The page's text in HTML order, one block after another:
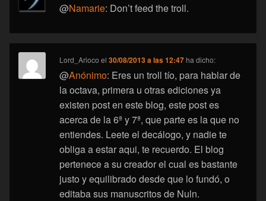
@Namarie: Don’t feed the troll.
Lord_Arioco el30/08/2013 a las 12:47 ha dicho:
@Anónimo: Eres un troll tío, para hablar de
la octava, primera u otras ediciones ya
existen post en este blog, este post es
acerca de la 6ª y 7ª, que parte es la que no
entiendes. Leete el decálogo, y nadie te
obliga a estar aqui, te recuerdo. El blog
pertenece a su creador el cual es bastante
justo y equilibrado desde que lo fundó, o
editaba sus manuscritos de Nuln.